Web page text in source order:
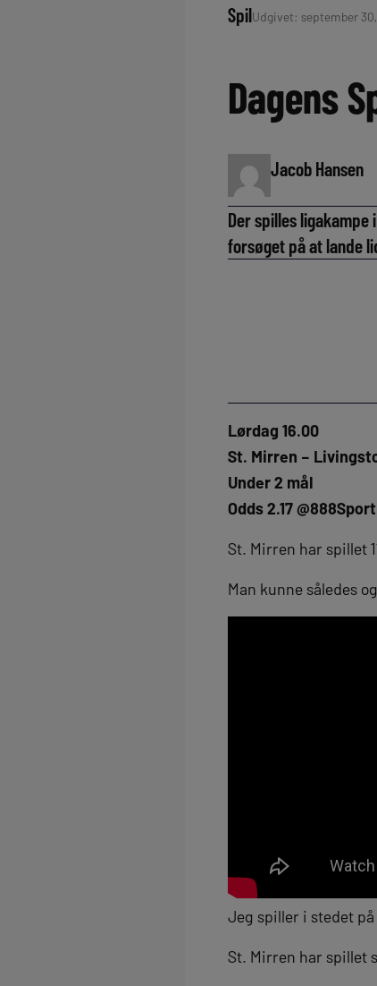
SpilUdgivet: september
Dagens
Jacob Hansen
Der spilles
forsøget på at lande
Lørdag 16.00
St. Mirren –
Under 2 mål
Odds 2.17 @888Sport
St. Mirren har spillet
Man kunne således
Jeg spiller i stedet
St. Mirren har spillet